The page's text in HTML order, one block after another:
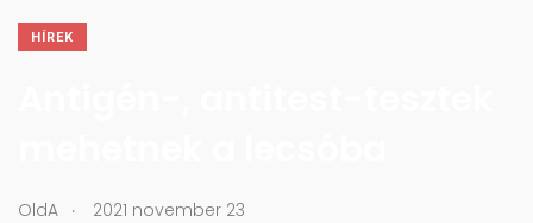
HÍREK
OldA . 2021 november 23